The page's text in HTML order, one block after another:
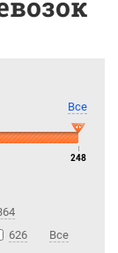
Все
248
626 Все